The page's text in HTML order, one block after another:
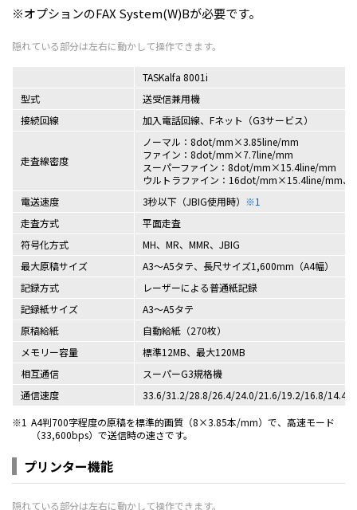
※オプションのFAX System(W)Bが必要です。
TASKalfa 8001i
型式
送受信兼用機
接続回線
加入電話回線、Fネット（G3サービス）
走査線密度
ノーマル：8dot/mm×3.85line/mm
ファイン：8dot/mm×7.7line/mm
スーパーファイン：8dot/mm×15.4line/mm
ウルトラファイン：16dot/mm×15.4line/mm
電送速度
3秒以下（JBIG使用時） ※1
走査方式
平面走査
符号化方式
MH、MR、MMR、JBIG
最大原稿サイズ
A3～A5タテ、長尺サイズ1,600mm（A4幅）
記録方式
レーザーによる普通紙記録
記録紙サイズ
A3～A5タテ
原稿給紙
自動給紙（270枚）
メモリー容量
標準12MB、最大120MB
相互通信
スーパーG3規格機
通信速度
33.6/31.2/28.8/26.4/24.0/21.6/19.2/16.8/14.4/
※1 A4判700字程度の原稿を標準的画質（8×3.85本/mm）で、高速モード
（33,600bps）で送信時の速さです。
プリンター機能